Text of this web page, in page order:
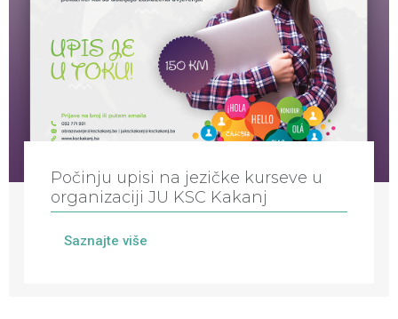
Počinju upisi na jezičke kurseve u
organizaciji JU KSC Kakanj
Saznajte više